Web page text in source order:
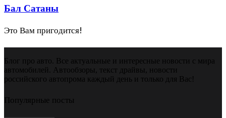
Бал Сатаны
Это Вам пригодится!
Блог про авто. Все актуальные и интересные новости с мира
автомобилей. Автообзоры, текст драйвы, новости
российского автопрома каждый день и только для Вас!
Популярные посты